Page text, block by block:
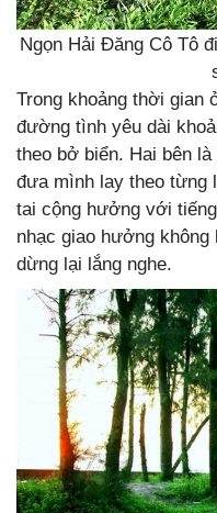
Ngọn Hải Đăng Cô Tô
Trong khoảng thời gian
đường tình yêu dài
theo bở biển. Hai bên
đưa mình lay theo từng
tai cộng hưởng với
nhạc giao hưởng
dừng lại lắng nghe.